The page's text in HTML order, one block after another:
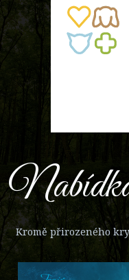
Kromě přirozeného